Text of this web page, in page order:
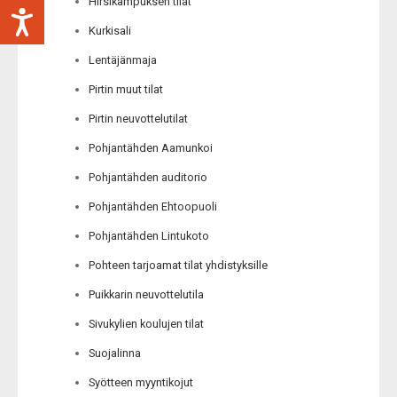
Kurkisali
Lentäjänmaja
Pirtin muut tilat
Pirtin neuvottelutilat
Pohjantähden Aamunkoi
Pohjantähden auditorio
Pohjantähden Ehtoopuoli
Pohjantähden Lintukoto
Pohteen tarjoamat tilat yhdistyksille
Puikkarin neuvottelutila
Sivukylien koulujen tilat
Suojalinna
Syötteen myyntikojut